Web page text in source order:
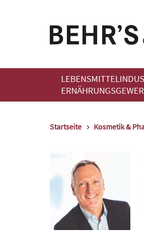
Startseite Kosmetik &